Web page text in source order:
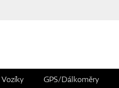
Vozíky GPS/Dálkoměry